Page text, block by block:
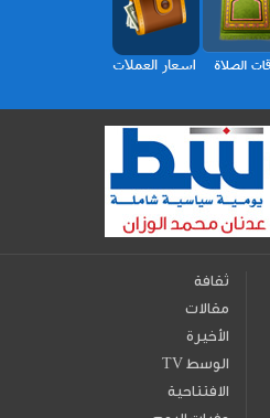
ثقافة
مقالات
الأخيرة
TV الوسط
الافتتاحية